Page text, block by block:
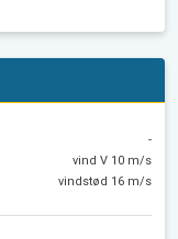
-
vind V 10 m/s
vindstød 16 m/s